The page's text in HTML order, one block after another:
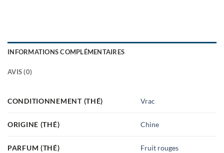
INFORMATIONS COMPLÉMENTAIRES
AVIS (0)
CONDITIONNEMENT (THÉ) Vrac
ORIGINE (THÉ) Chine
PARFUM (THÉ) Fruit rouges